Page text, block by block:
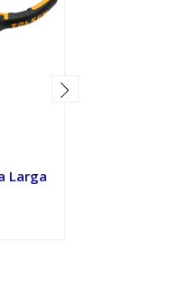
Larga